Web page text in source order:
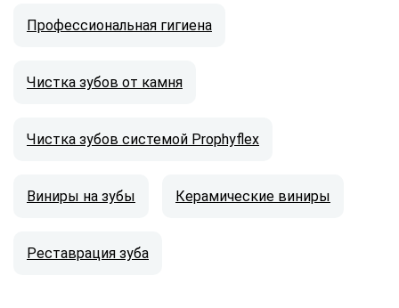
Профессиональная гигиена
Чистка зубов от камня
Чистка зубов системой Prophyflex
Виниры на зубы Керамические виниры
Реставрация зуба